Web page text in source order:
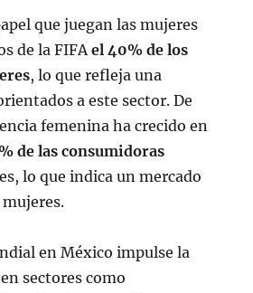
que juegan las mujeres
de la FIFAel 40% de los
, lo que refleja una
a este sector. De
femenina ha crecido en
de las consumidoras
lo que indica un mercado
en México impulse la
sectores como